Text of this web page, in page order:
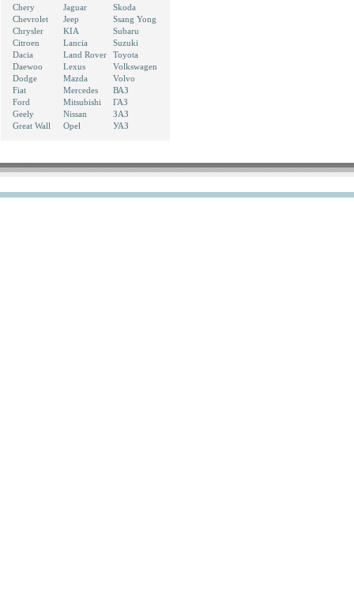
Chery
Chevrolet
Chrysler
Citroen
Dacia
Daewoo
Dodge
Fiat
Ford
Geely
Great Wall
Jaguar
Jeep
KIA
Lancia
Land Rover
Lexus
Mazda
Mercedes
Mitsubishi
Nissan
Opel
Skoda
Ssang Yong
Subaru
Suzuki
Toyota
Volkswagen
Volvo
ВАЗ
ГАЗ
ЗАЗ
УАЗ